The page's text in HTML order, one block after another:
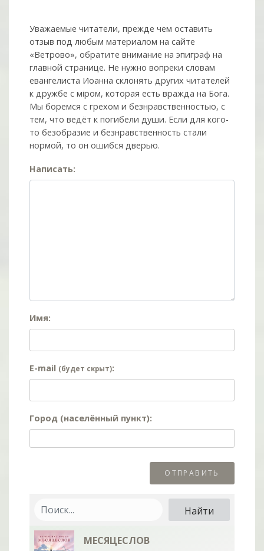
Уважаемые читатели, прежде чем оставить
отзыв под любым материалом на сайте
«Ветрово», обратите внимание на эпиграф на
главной странице. Не нужно вопреки словам
евангелиста Иоанна склонять других читателей
к дружбе с мiром, которая есть вражда на Бога.
Мы боремся с грехом и без­нрав­ствен­ностью, с
тем, что ведёт к погибели души. Если для кого-
то безобразие и безнравственность стали
нормой, то он ошибся дверью.
Написать:
Имя:
E-mail (будет скрыт):
Город (населённый пункт):
МЕСЯЦЕСЛОВ